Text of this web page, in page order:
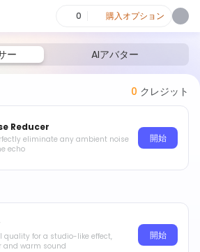
0 購入オプション
ー AIアバター
0 クレジット
Reducer
eliminate any ambient noise
echo
開始
quality for a studio-like effect,
and warm sound
開始